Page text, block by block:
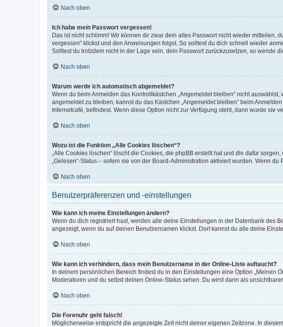
Nach oben
Ich habe mein Passwort vergessen!
Das ist nicht schlimm! Wir können dir zwar dein altes Passwort nicht wieder mitteilen,
vergessen“ klickst und den Anweisungen folgst. So solltest du dich schnell wieder
Solltest du trotzdem nicht in der Lage sein, dein Passwort zurückzusetzen, so wende
Nach oben
Warum werde ich automatisch abgemeldet?
Wenn du beim Anmelden das Kontrollkästchen „Angemeldet bleiben“ nicht
angemeldet zu bleiben, kannst du das Kästchen „Angemeldet bleiben“ beim
Internetcafé, befindest. Wenn diese Option nicht zur Verfügung steht, dann wurde sie
Nach oben
Wozu ist die Funktion „Alle Cookies löschen“?
„Alle Cookies löschen“ löscht die Cookies, die phpBB erstellt hat und die dafür
„Gelesen“-Status – sofern sie von der Board-Administration aktiviert wurden. Wenn
Nach oben
Benutzerpräferenzen und -einstellungen
Wie kann ich meine Einstellungen ändern?
Wenn du dich registriert hast, werden alle deine Einstellungen in der Datenbank des
angezeigt, wenn du auf deinen Benutzernamen klickst. Dort kannst du alle deine
Nach oben
Wie kann ich verhindern, dass mein Benutzername in der Online-Liste auftaucht?
In deinem persönlichen Bereich findest du in den Einstellungen eine Option „Meinen
Moderatoren und du selbst deinen Online-Status sehen. Du wirst dann als
Nach oben
Die Forenuhr geht falsch!
Möglicherweise entspricht die angezeigte Zeit nicht deiner eigenen Zeitzone. In